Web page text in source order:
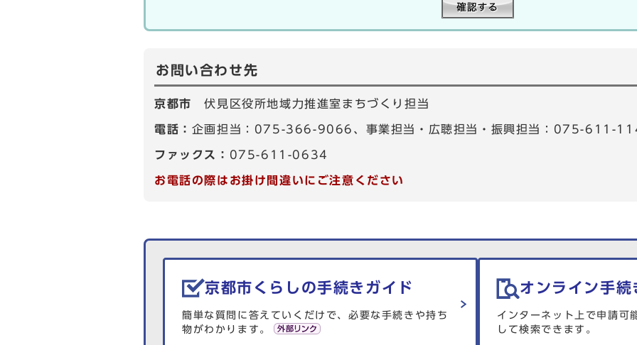
お問い合わせ先
京都市伏見区役所地域力推進室まちづくり担当
電話： 企画担当：075-366-9066、事業担当・広聴担当・振興担当：075-611-
ファックス： 075-611-0634
お電話の際はお掛け間違いにご注意ください
生活情報を探す
京都市くらしの手続きガイド
簡単な質問に答えていくだけで、必要な手続きや持ち
物がわかります。
オンライン手続
インターネット上で申請可
して検索できます。